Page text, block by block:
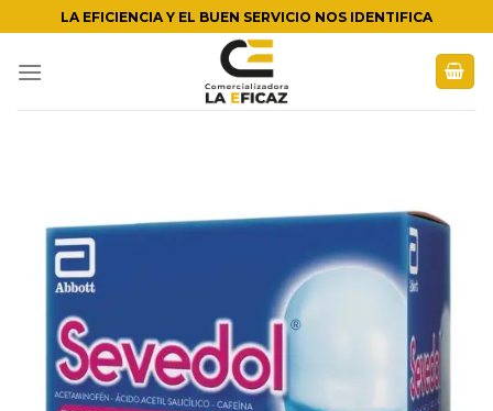
to
content
LA EFICIENCIA Y EL BUEN SERVICIO NOS IDENTIFICA